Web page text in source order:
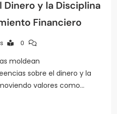
Dinero y la Disciplina
Financiero
0
moldean
sobre el dinero y la
valores como…